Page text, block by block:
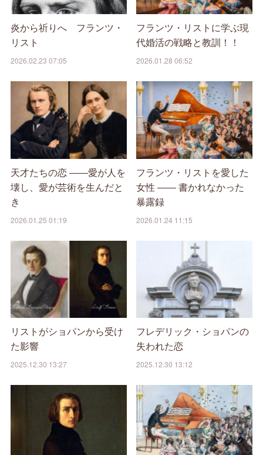
炎から祈りへ フランツ・
リスト
2026.02.23 07:05
フランツ・リストに学ぶ現
代婚活の戦略と教訓！！
2026.01.28 06:52
天才たちの恋 ――愛が人を
壊し、愛が芸術を生んだと
き
2026.01.25 01:19
フランツ・リストを愛した
女性 ―― 書かれなかった
暴露録
2026.01.24 11:15
リストがショパンから受け
た影響
2025.12.30 13:27
フレデリック・ショパンの
失われた恋
2025.12.30 13:12